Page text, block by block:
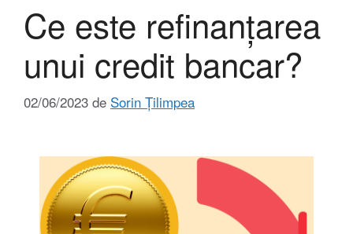
Ce este refinanțarea
unui credit bancar?
02/06/2023 de Sorin Țilimpea